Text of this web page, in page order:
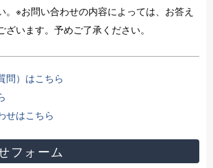
。※お問い合わせの内容によっては、お答え
います。予めご了承ください。
問）はこちら
せはこちら
フォーム